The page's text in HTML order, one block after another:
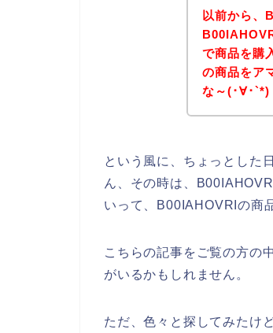
以前から、
で商品を購
の商品をア
な～(･∀･`*)
という風に、ちょっとした
ん、その時は、
いって、B00IAHOVRIの商
こちらの記事をご覧の方の
がいるかもしれません。
ただ、色々と探してみたけ